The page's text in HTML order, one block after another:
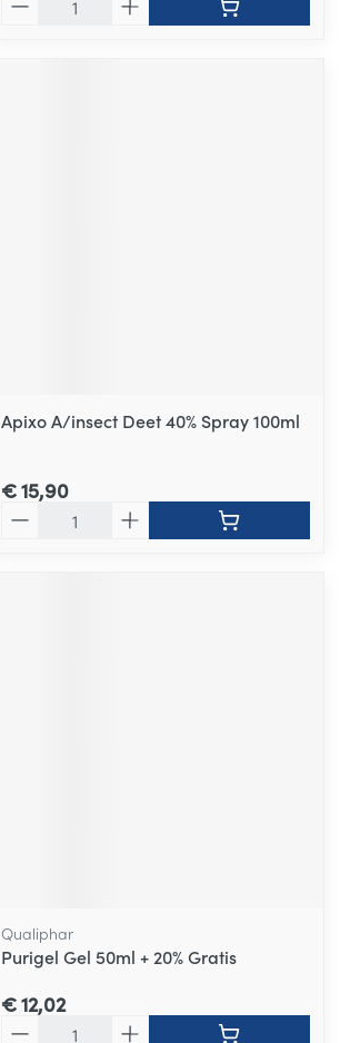
Apixo A/insect Deet 40% Spray 100ml
€ 15,90
Qualiphar
Purigel Gel 50ml + 20% Gratis
€ 12,02